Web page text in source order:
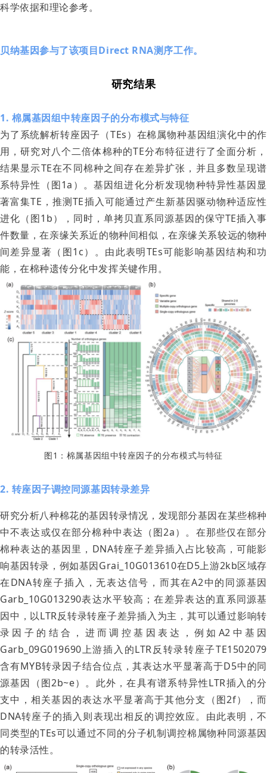
科学依据和理论参考。
贝纳基因参与了该项目Direct RNA测序工作。
研究结果
1. 棉属基因组中转座因子的分布模式与特征
为了系统解析转座因子（TEs）在棉属物种基因组演化中的作
用，研究对八个二倍体棉种的TE分布特征进行了全面分析，
结果显示TE在不同棉种之间存在差异扩张，并且多数呈现谱
系特异性（图1a）。基因组进化分析发现物种特异性基因显
著富集TE，推测TE插入可能通过产生新基因驱动物种适应性
进化（图1b），同时，单拷贝直系同源基因的保守TE插入事
件数量，在亲缘关系近的物种间相似，在亲缘关系较远的物种
间差异显著（图1c）。由此表明TEs可能影响基因结构和功
能，在棉种遗传分化中发挥关键作用。
图1：棉属基因组中转座因子的分布模式与特征
2. 转座因子调控同源基因转录差异
研究分析八种棉花的基因转录情况，发现部分基因在某些棉种
中不表达或仅在部分棉种中表达（图2a）。在那些仅在部分
棉种表达的基因里，DNA转座子差异插入占比较高，可能影
响基因转录，例如基因Grai_10G013610在D5上游2kb区域存
在DNA转座子插入，无表达信号，而其在A2中的同源基因
Garb_10G013290表达水平较高；在差异表达的直系同源基
因中，以LTR反转录转座子差异插入为主，其可以通过影响转
录因子的结合，进而调控基因表达，例如A2中基因
Garb_09G019690上游插入的LTR反转录转座子TE1502079
含有MYB转录因子结合位点，其表达水平显著高于D5中的同
源基因（图2b~e）。此外，在具有谱系特异性LTR插入的分
支中，相关基因的表达水平显著高于其他分支（图2f），而
DNA转座子的插入则表现出相反的调控效应。由此表明，不
同类型的TEs可以通过不同的分子机制调控棉属物种同源基因
的转录活性。